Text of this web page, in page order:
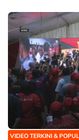
VIDEO TERKINI &